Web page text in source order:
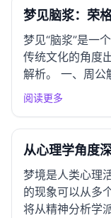
包”可能...
梦见脑浆：荣
梦见“脑浆”是一
传统文化的角度
解析。 一、周公
解梦》及相关古
分，代表着智慧
暗示梦者在现...
阅读更多
从心理学角度
梦境是人类心理
的现象可以从多
将从精神分析学